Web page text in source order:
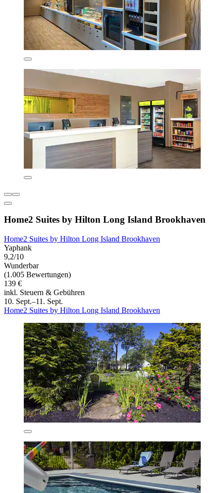
Home2 Suites by Hilton Long Island Brookhaven
Home2 Suites by Hilton Long Island Brookhaven
Yaphank
9,2/10
Wunderbar
(1.005 Bewertungen)
139 €
inkl. Steuern & Gebühren
10. Sept.–11. Sept.
Home2 Suites by Hilton Long Island Brookhaven